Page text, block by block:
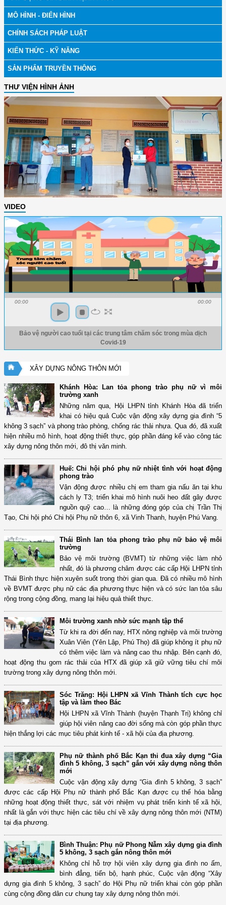
MÔ HÌNH - ĐIỂN HÌNH
CHÍNH SÁCH PHÁP LUẬT
KIẾN THỨC - KỸ NĂNG
SẢN PHẨM TRUYỀN THÔNG
THƯ VIỆN HÌNH ẢNH
VIDEO
00:00 00:00
Bảo vệ người cao tuổi tại các trung tâm chăm sóc trong mùa dịch
Covid-19
XÂY DỰNG NÔNG THÔN MỚI
Khánh Hòa: Lan tỏa phong trào phụ nữ vì môi
trường xanh
Những năm qua, Hội LHPN tỉnh Khánh Hòa đã triển
khai có hiệu quả Cuộc vận động xây dựng gia đình “5
không 3 sạch” và phong trào phòng, chống rác thải nhựa. Qua đó, đã xuất
hiện nhiều mô hình, hoạt động thiết thực, góp phần đáng kể vào công tác
xây dựng nông thôn mới, đô thị văn minh.
Huế: Chi hội phó phụ nữ nhiệt tình với hoạt động
phong trào
Vận động được nhiều chị em tham gia nấu ăn tại khu
cách ly T3; triển khai mô hình nuôi heo đất gây được
nguồn quỹ cao… là những đóng góp của chị Trần Thị
Tạo, Chi hội phó Chi hội Phụ nữ thôn 6, xã Vinh Thanh, huyện Phú Vang.
Thái Bình lan tỏa phong trào phụ nữ bảo vệ môi
trường
Bảo vệ môi trường (BVMT) từ những việc làm nhỏ
nhất, đó là phương châm được các cấp Hội LHPN tỉnh
Thái Bình thực hiện xuyên suốt trong thời gian qua. Đã có nhiều mô hình
về BVMT được phụ nữ các địa phương thực hiện và có sức lan tỏa sâu
rộng trong cộng đồng, mang lại hiệu quả thiết thực.
Môi trường xanh nhờ sức mạnh tập thể
Từ khi ra đời đến nay, HTX nông nghiệp và môi trường
Xuân Viên (Yên Lập, Phú Thọ) đã giúp không ít phụ nữ
có thêm việc làm và nâng cao thu nhập. Bên cạnh đó,
hoạt động thu gom rác thải của HTX đã giúp xã giữ vững tiêu chí môi
trường trong xây dựng nông thôn mới.
Sóc Trăng: Hội LHPN xã Vĩnh Thành tích cực học
tập và làm theo Bác
Hội LHPN xã Vĩnh Thành (huyện Thạnh Trị) không chỉ
giúp hội viên nâng cao đời sống mà còn góp phần thực
hiện thắng lợi các mục tiêu phát kinh tế - xã hội của địa phương.
Phụ nữ thành phố Bắc Kạn thi đua xây dựng “Gia
đình 5 không, 3 sạch” gắn với xây dựng nông thôn
mới
Cuộc vận động xây dựng “Gia đình 5 không, 3 sạch”
được các cấp Hội Phụ nữ thành phố Bắc Kạn được cụ thể hóa bằng
những hoạt động thiết thực, sát với nhiệm vụ phát triển kinh tế xã hội,
nhất là gắn với thực hiện các tiêu chí về xây dựng nông thôn mới (NTM)
tại địa phương.
Bình Thuận: Phụ nữ Phong Nẫm xây dựng gia đình
5 không, 3 sạch gắn nông thôn mới
Không chỉ hỗ trợ hội viên xây dựng gia đình no ấm,
bình đẳng, tiến bộ, hạnh phúc, Cuộc vận động “Xây
dựng gia đình 5 không, 3 sạch” do Hội Phụ nữ triển khai còn góp phần
cùng cộng đồng dân cư chung tay xây dựng nông thôn mới.